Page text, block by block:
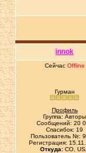
innok
Сейчас Offline
Гурман
Профиль
Группа: Авторы
Сообщений: 20
Спасибок: 19
Пользователь №:
Регистрация:
Откуда:CO,